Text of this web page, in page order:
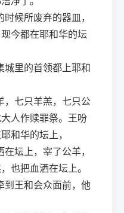
候所废弃的器皿，
今都在耶和华的坛
城里的首领都上耶和
，七只羊羔，七只公
人作赎罪祭。王吩
和华的坛上，
坛上，宰了公羊，
也把血洒在坛上。
到王和会众面前，他